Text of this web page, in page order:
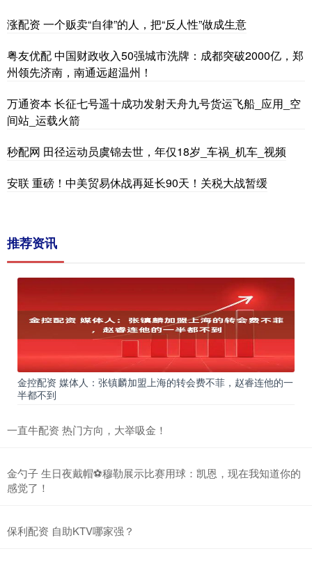
涨配资 一个贩卖“自律”的人，把“反人性”做成生意
粤友优配 中国财政收入50强城市洗牌：成都突破2000亿，郑
州领先济南，南通远超温州！
万通资本 长征七号遥十成功发射天舟九号货运飞船_应用_空
间站_运载火箭
秒配网 田径运动员虞锦去世，年仅18岁_车祸_机车_视频
安联 重磅！中美贸易休战再延长90天！关税大战暂缓
推荐资讯
金控配资 媒体人：张镇麟加盟上海的转会费不菲，赵睿连他的一
半都不到
一直牛配资 热门方向，大举吸金！
金勺子 生日夜戴帽⚽穆勒展示比赛用球：凯恩，现在我知道你的
感觉了！
保利配资 自助KTV哪家强？